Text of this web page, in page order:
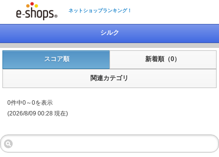
ネットショップランキング！
シルク
スコア順 新着順（0）
関連カテゴリ
0件中0～0を表示
(2026/8/09 00:28 現在)